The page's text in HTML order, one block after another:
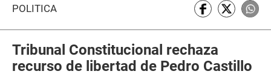
POLÍTICA
Tribunal Constitucional rechaza
recurso de libertad de Pedro Castillo